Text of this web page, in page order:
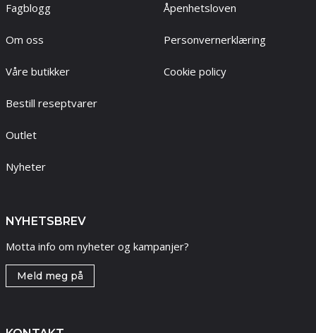
Fagblogg
Om oss
Våre butikker
Bestill reseptvarer
Outlet
Nyheter
Åpenhetsloven
Personvernerklæring
Cookie policy
NYHETSBREV
Motta info om nyheter og kampanjer?
Meld meg på